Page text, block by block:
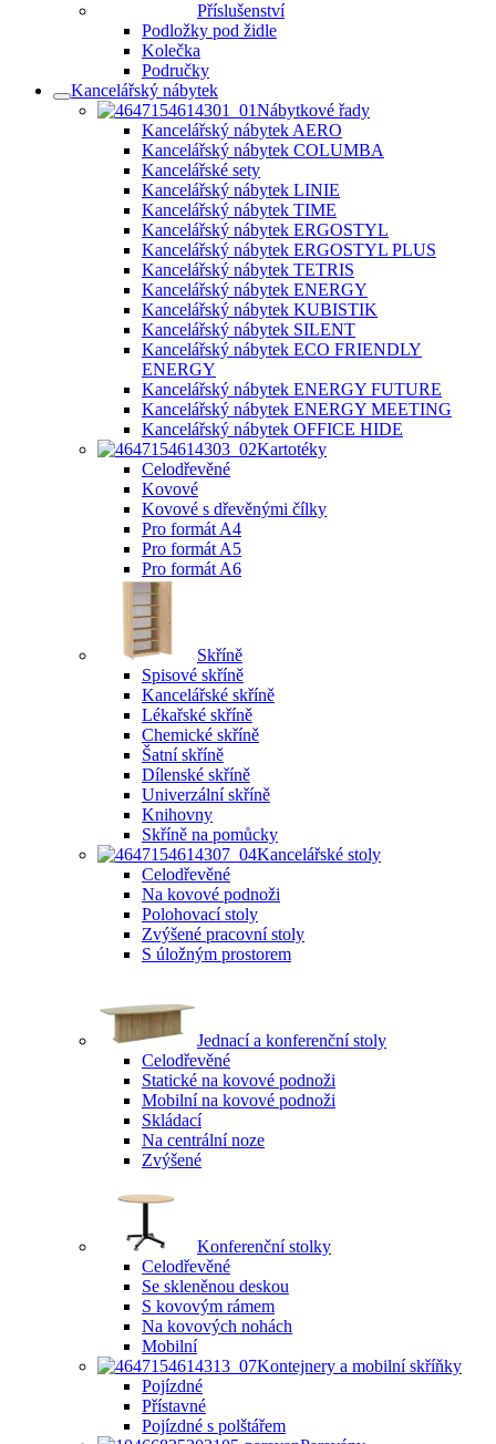
Příslušenství
Podložky pod židle
Kolečka
Područky
Kancelářský nábytek
Nábytkové řady
Kancelářský nábytek AERO
Kancelářský nábytek COLUMBA
Kancelářské sety
Kancelářský nábytek LINIE
Kancelářský nábytek TIME
Kancelářský nábytek ERGOSTYL
Kancelářský nábytek ERGOSTYL PLUS
Kancelářský nábytek TETRIS
Kancelářský nábytek ENERGY
Kancelářský nábytek KUBISTIK
Kancelářský nábytek SILENT
Kancelářský nábytek ECO FRIENDLY
ENERGY
Kancelářský nábytek ENERGY FUTURE
Kancelářský nábytek ENERGY MEETING
Kancelářský nábytek OFFICE HIDE
Kartotéky
Celodřevěné
Kovové
Kovové s dřevěnými čílky
Pro formát A4
Pro formát A5
Pro formát A6
Skříně
Spisové skříně
Kancelářské skříně
Lékařské skříně
Chemické skříně
Šatní skříně
Dílenské skříně
Univerzální skříně
Knihovny
Skříně na pomůcky
Kancelářské stoly
Celodřevěné
Na kovové podnoži
Polohovací stoly
Zvýšené pracovní stoly
S úložným prostorem
Jednací a konferenční stoly
Celodřevěné
Statické na kovové podnoži
Mobilní na kovové podnoži
Skládací
Na centrální noze
Zvýšené
Konferenční stolky
Celodřevěné
Se skleněnou deskou
S kovovým rámem
Na kovových nohách
Mobilní
Kontejnery a mobilní skříňky
Pojízdné
Přístavné
Pojízdné s polštářem